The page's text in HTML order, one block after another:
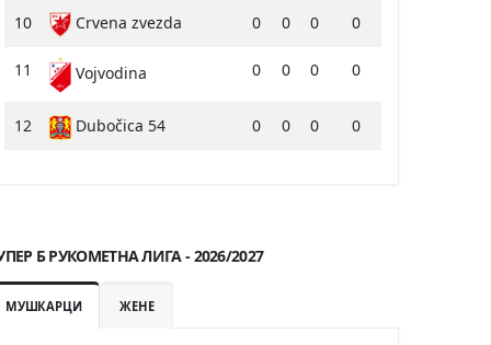
10 Crvena zvezda 0 0 0 0
11 Vojvodina 0 0 0 0
12 Dubočica 54 0 0 0 0
Б РУКОМЕТНА ЛИГА - 2026/2027
МУШКАРЦИ ЖЕНЕ